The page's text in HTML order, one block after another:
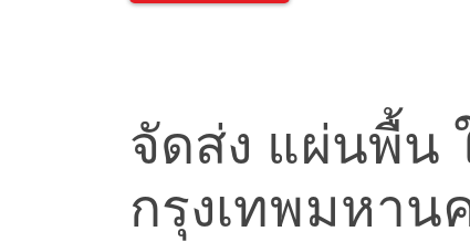
จัดส่ง แผ่นพื้น
กรุงเทพมหาน